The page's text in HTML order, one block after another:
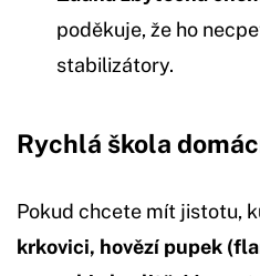
poděkuje, že ho
stabilizátory.
Rychlá škola
Pokud chcete mít jistotu,
krkovici, hovězí pupek